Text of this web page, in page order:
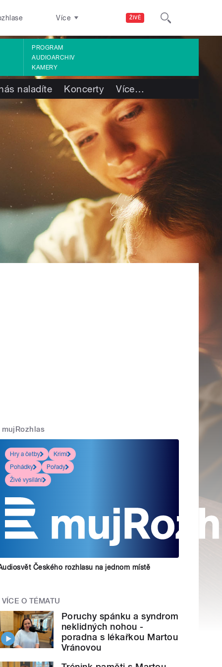
ŽIVĚ
Více
PROGRAM
AUDIOARCHIV
KAMERY
naladíte Koncerty Více…
mujRozhlas
Hry a četby
Krimi
Pohádky
Pořady
Živé vysílání
Českého rozhlasu na jednom místě
VÍCE O TÉMATU
Poruchy spánku a syndrom
neklidných nohou -
poradna s lékařkou Martou
Vránovou